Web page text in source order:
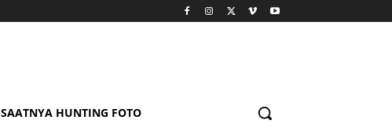
SAATNYA HUNTING FOTO